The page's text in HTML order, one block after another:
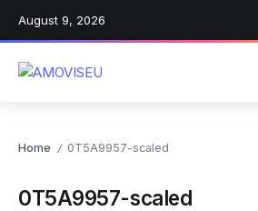
August 9, 2026
Home / 0T5A9957-scaled
0T5A9957-scaled